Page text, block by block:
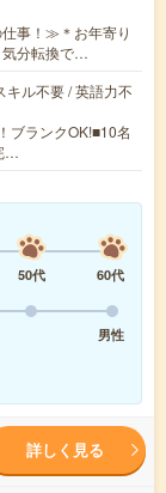
事！≫＊お年寄り
気分転換で…
キル不要 / 英語力不
ブランクOK!■10名
…
50代
60代
男性
詳しく見る